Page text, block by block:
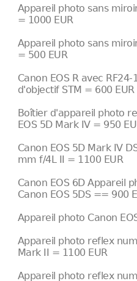
Appareil photo sans
= 1000 EUR
Appareil photo sans
= 500 EUR
Canon EOS R avec
d'objectif STM = 600 EUR
Boîtier d'appareil photo
EOS 5D Mark IV = 950
Canon EOS 5D Mark IV
mm f/4L II = 1100 EUR
Canon EOS 6D Appareil
Canon EOS 5DS == 900
Appareil photo Canon
Appareil photo reflex
Mark II = 1100 EUR
Appareil photo reflex